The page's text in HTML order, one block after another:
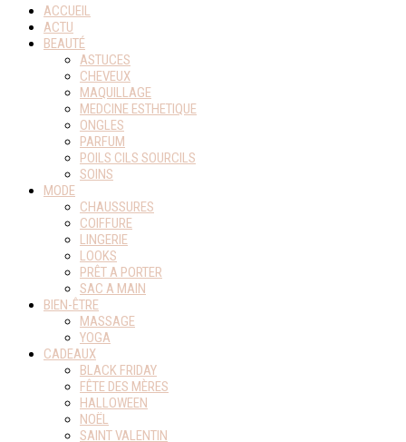
ACCUEIL
ACTU
BEAUTÉ
ASTUCES
CHEVEUX
MAQUILLAGE
MEDCINE ESTHETIQUE
ONGLES
PARFUM
POILS CILS SOURCILS
SOINS
MODE
CHAUSSURES
COIFFURE
LINGERIE
LOOKS
PRÊT A PORTER
SAC A MAIN
BIEN-ÊTRE
MASSAGE
YOGA
CADEAUX
BLACK FRIDAY
FÊTE DES MÈRES
HALLOWEEN
NOËL
SAINT VALENTIN